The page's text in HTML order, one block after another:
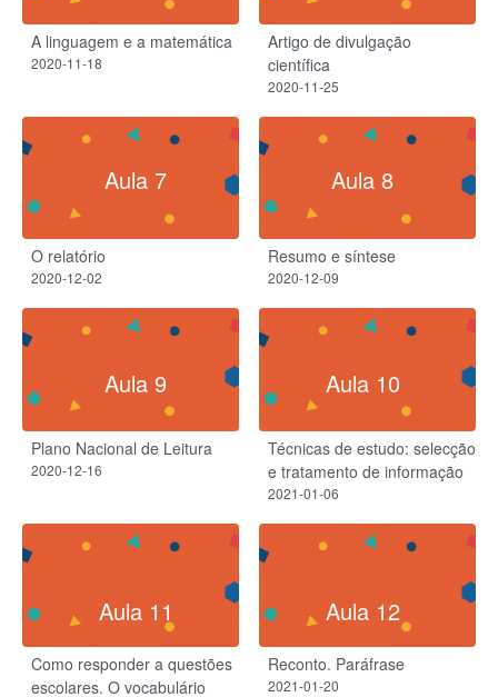
A linguagem e a matemática
2020-11-18
Artigo de divulgação
científica
2020-11-25
Aula 7
O relatório
2020-12-02
Aula 8
Resumo e síntese
2020-12-09
Aula 9
Plano Nacional de Leitura
2020-12-16
Aula 10
Técnicas de estudo: selecção
e tratamento de informação
2021-01-06
Aula 11
Como responder a questões
escolares. O vocabulário
Aula 12
Reconto. Paráfrase
2021-01-20